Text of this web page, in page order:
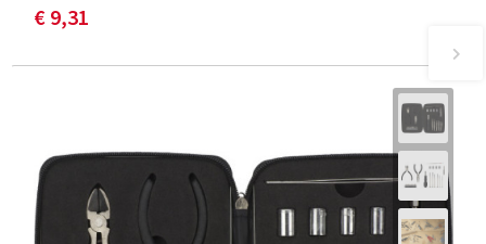
€ 9,31